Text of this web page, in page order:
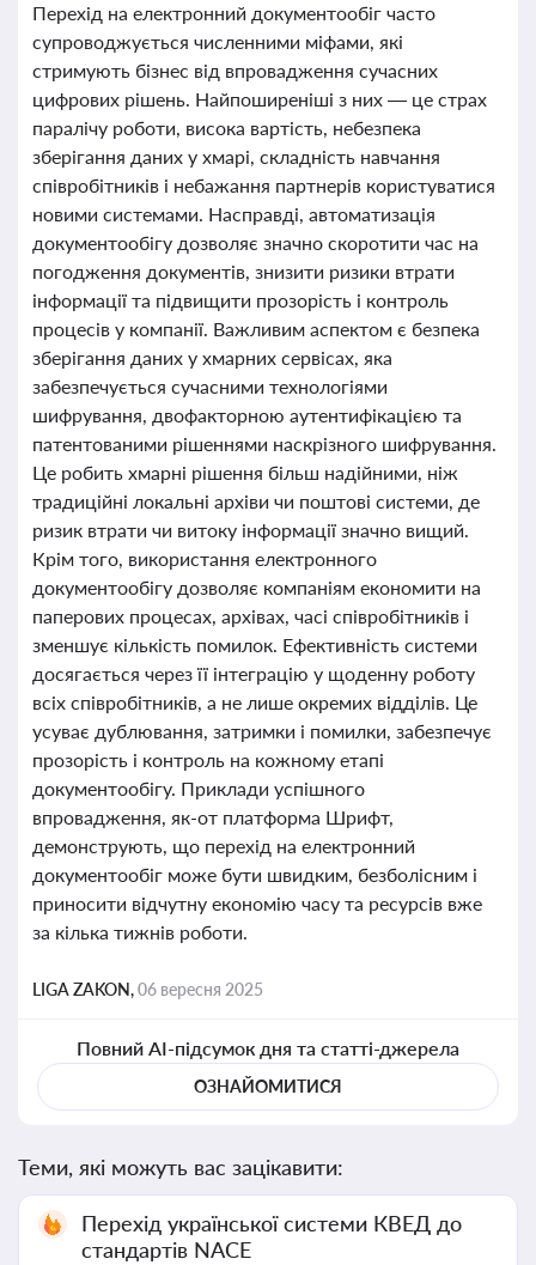
Перехід на електронний документообіг часто
супроводжується численними міфами, які
стримують бізнес від впровадження сучасних
цифрових рішень. Найпоширеніші з них — це страх
паралічу роботи, висока вартість, небезпека
зберігання даних у хмарі, складність навчання
співробітників і небажання партнерів користуватися
новими системами. Насправді, автоматизація
документообігу дозволяє значно скоротити час на
погодження документів, знизити ризики втрати
інформації та підвищити прозорість і контроль
процесів у компанії. Важливим аспектом є безпека
зберігання даних у хмарних сервісах, яка
забезпечується сучасними технологіями
шифрування, двофакторною аутентифікацією та
патентованими рішеннями наскрізного шифрування.
Це робить хмарні рішення більш надійними, ніж
традиційні локальні архіви чи поштові системи, де
ризик втрати чи витоку інформації значно вищий.
Крім того, використання електронного
документообігу дозволяє компаніям економити на
паперових процесах, архівах, часі співробітників і
зменшує кількість помилок. Ефективність системи
досягається через її інтеграцію у щоденну роботу
всіх співробітників, а не лише окремих відділів. Це
усуває дублювання, затримки і помилки, забезпечує
прозорість і контроль на кожному етапі
документообігу. Приклади успішного
впровадження, як-от платформа Шрифт,
демонструють, що перехід на електронний
документообіг може бути швидким, безболісним і
приносити відчутну економію часу та ресурсів вже
за кілька тижнів роботи.
LIGA ZAKON,06 вересня 2025
Повний AI-підсумок дня та статті-джерела
ОЗНАЙОМИТИСЯ
Теми, які можуть вас зацікавити:
Перехід української системи КВЕД до
стандартів NACE